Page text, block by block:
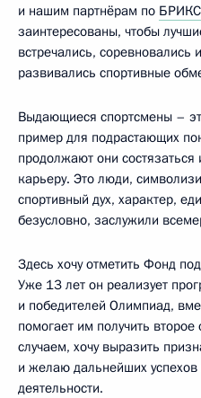
и нашим партнёрам по БРИКС
заинтересованы, чтобы
встречались, соревновались
развивались спортивные
Выдающиеся спортсмены –
пример для подрастающих
продолжают они
карьеру. Это люди,
спортивный дух, характер,
безусловно, заслужили
Здесь хочу отметить Фонд
Уже 13 лет он реализует
и победителей Олимпиад,
помогает им получить
случаем, хочу выразить
и желаю дальнейших успехов
деятельности.